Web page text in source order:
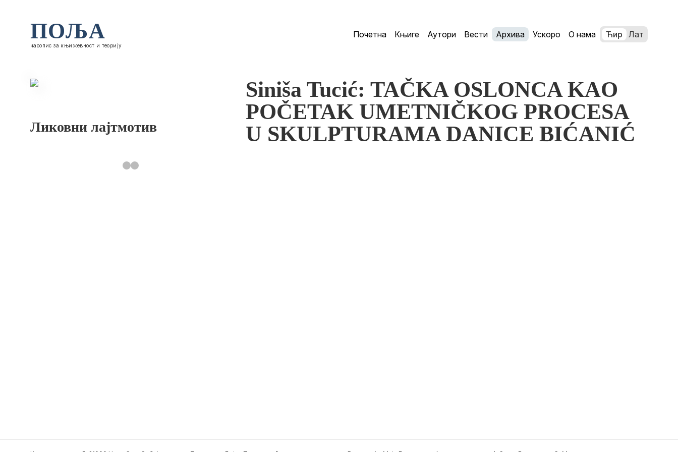
ПОЉА
часопис за књижевност и теорију
Почетна Књиге Аутори Вести Архива Ускоро О нама Ћир Лат
Ликовни лајтмотив
Siniša Tucić: TAČKA OSLONCA KAO
POČETAK UMETNIČKOG PROCESA
U SKULPTURAMA DANICE BIĆANIĆ